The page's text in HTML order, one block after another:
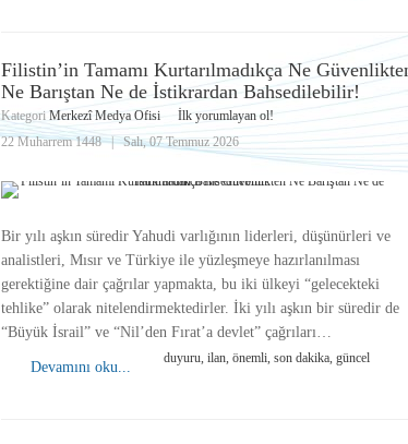
Filistin’in Tamamı Kurtarılmadıkça Ne
Ne Barıştan Ne de İstikrardan Bahsedilebilir!
Kategori Merkezî Medya Ofisi
İlk yorumlayan ol!
22 Muharrem 1448|Salı, 07 Temmuz 2026
Bir yılı aşkın süredir Yahudi varlığının liderleri, düşünürleri ve
analistleri, Mısır ve Türkiye ile yüzleşmeye hazırlanılması
gerektiğine dair çağrılar yapmakta, bu iki ülkeyi “gelecekteki
tehlike” olarak nitelendirmektedirler. İki yılı aşkın bir süredir de
“Büyük İsrail” ve “Nil’den Fırat’a devlet” çağrıları…
Devamını oku...
duyuru, ilan, önemli, son dakika, güncel